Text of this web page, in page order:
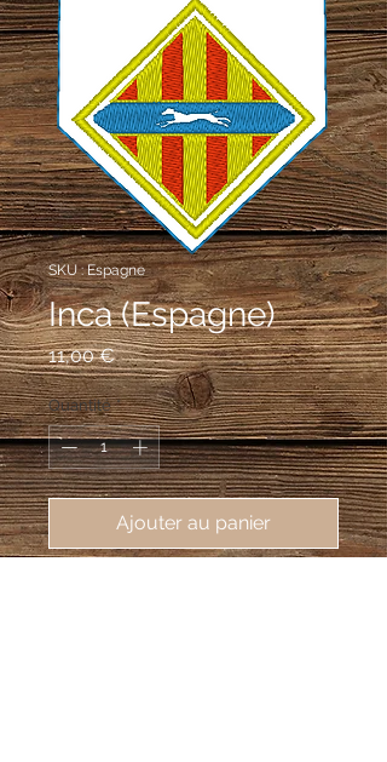
SKU : Espagne
Inca (Espagne)
11,00 €Prix
Quantité *
Ajouter au panier